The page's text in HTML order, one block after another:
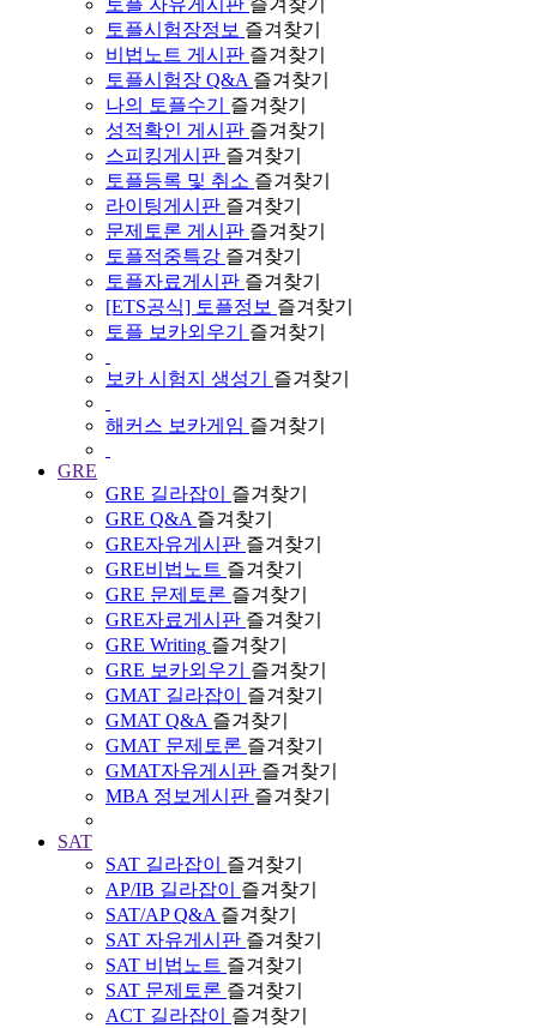
토플시험장정보 즐겨찾기
비법노트 게시판 즐겨찾기
토플시험장 Q&A 즐겨찾기
나의 토플수기
즐겨찾기
성적확인 게시판 즐겨찾기
스피킹게시판 즐겨찾기
토플등록 및 취소 즐겨찾기
라이팅게시판 즐겨찾기
문제토론 게시판 즐겨찾기
토플적중특강 즐겨찾기
토플자료게시판 즐겨찾기
[ETS공식] 토플정보 즐겨찾기
토플 보카외우기
즐겨찾기
보카 시험지 생성기 즐겨찾기
해커스 보카게임 즐겨찾기
GRE
GRE 길라잡이
즐겨찾기
GRE Q&A 즐겨찾기
GRE자유게시판 즐겨찾기
GRE비법노트 즐겨찾기
GRE 문제토론 즐겨찾기
GRE자료게시판 즐겨찾기
GRE Writing 즐겨찾기
GRE 보카외우기
즐겨찾기
GMAT 길라잡이
즐겨찾기
GMAT Q&A 즐겨찾기
GMAT 문제토론 즐겨찾기
GMAT자유게시판 즐겨찾기
MBA 정보게시판 즐겨찾기
SAT
SAT 길라잡이
즐겨찾기
AP/IB 길라잡이
즐겨찾기
SAT/AP Q&A 즐겨찾기
SAT 자유게시판 즐겨찾기
SAT 비법노트 즐겨찾기
SAT 문제토론 즐겨찾기
ACT 길라잡이
즐겨찾기